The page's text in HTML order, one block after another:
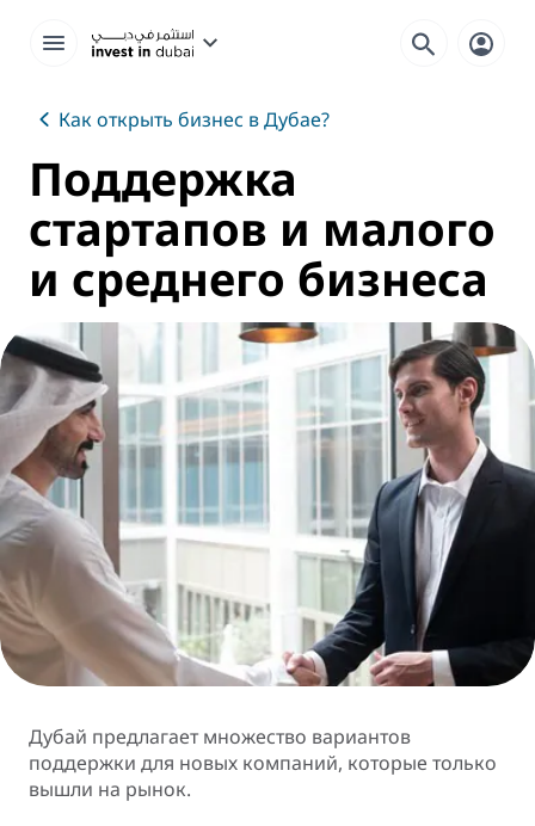
Как открыть бизнес в Дубае?
Поддержка
стартапов и малого
и среднего бизнеса
Дубай предлагает множество вариантов
поддержки для новых компаний, которые только
вышли на рынок.